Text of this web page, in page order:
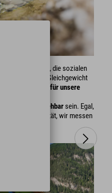
Beitrag leisten, die sozialen
Alpenraum im Gleichgewicht
Verantwortung für unsere
Partner
und nachvollziehbar sein. Egal,
oder Biodiversität, wir messen